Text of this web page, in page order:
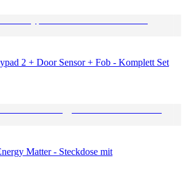
2 + Door Sensor + Fob - Komplett Set
Matter - Steckdose mit